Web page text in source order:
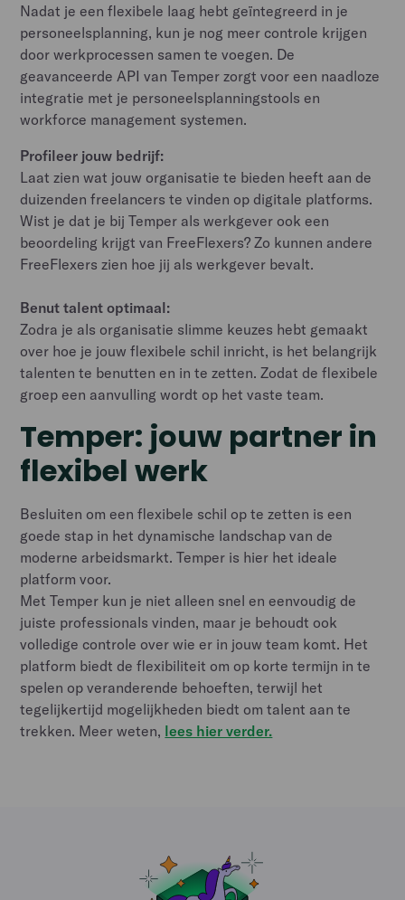
Nadat je een flexibele laag hebt geïntegreerd in je
personeelsplanning, kun je nog meer controle krijgen
door werkprocessen samen te voegen. De
geavanceerde API van Temper zorgt voor een naadloze
integratie met je personeelsplanningstools en
workforce management systemen.
Profileer jouw bedrijf:
Laat zien wat jouw organisatie te bieden heeft aan de
duizenden freelancers te vinden op digitale platforms.
Wist je dat je bij Temper als werkgever ook een
beoordeling krijgt van FreeFlexers? Zo kunnen andere
FreeFlexers zien hoe jij als werkgever bevalt.
Benut talent optimaal:
Zodra je als organisatie slimme keuzes hebt gemaakt
over hoe je jouw flexibele schil inricht, is het belangrijk
talenten te benutten en in te zetten. Zodat de flexibele
groep een aanvulling wordt op het vaste team.
Temper: jouw partner in
flexibel werk
Besluiten om een flexibele schil op te zetten is een
goede stap in het dynamische landschap van de
moderne arbeidsmarkt. Temper is hier het ideale
platform voor.
Met Temper kun je niet alleen snel en eenvoudig de
juiste professionals vinden, maar je behoudt ook
volledige controle over wie er in jouw team komt. Het
platform biedt de flexibiliteit om op korte termijn in te
spelen op veranderende behoeften, terwijl het
tegelijkertijd mogelijkheden biedt om talent aan te
trekken. Meer weten, lees hier verder.